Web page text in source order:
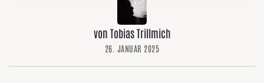
von Tobias Trillmich
26. JANUAR 2025